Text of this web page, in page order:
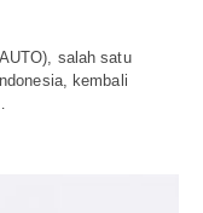
salah satu
kembali